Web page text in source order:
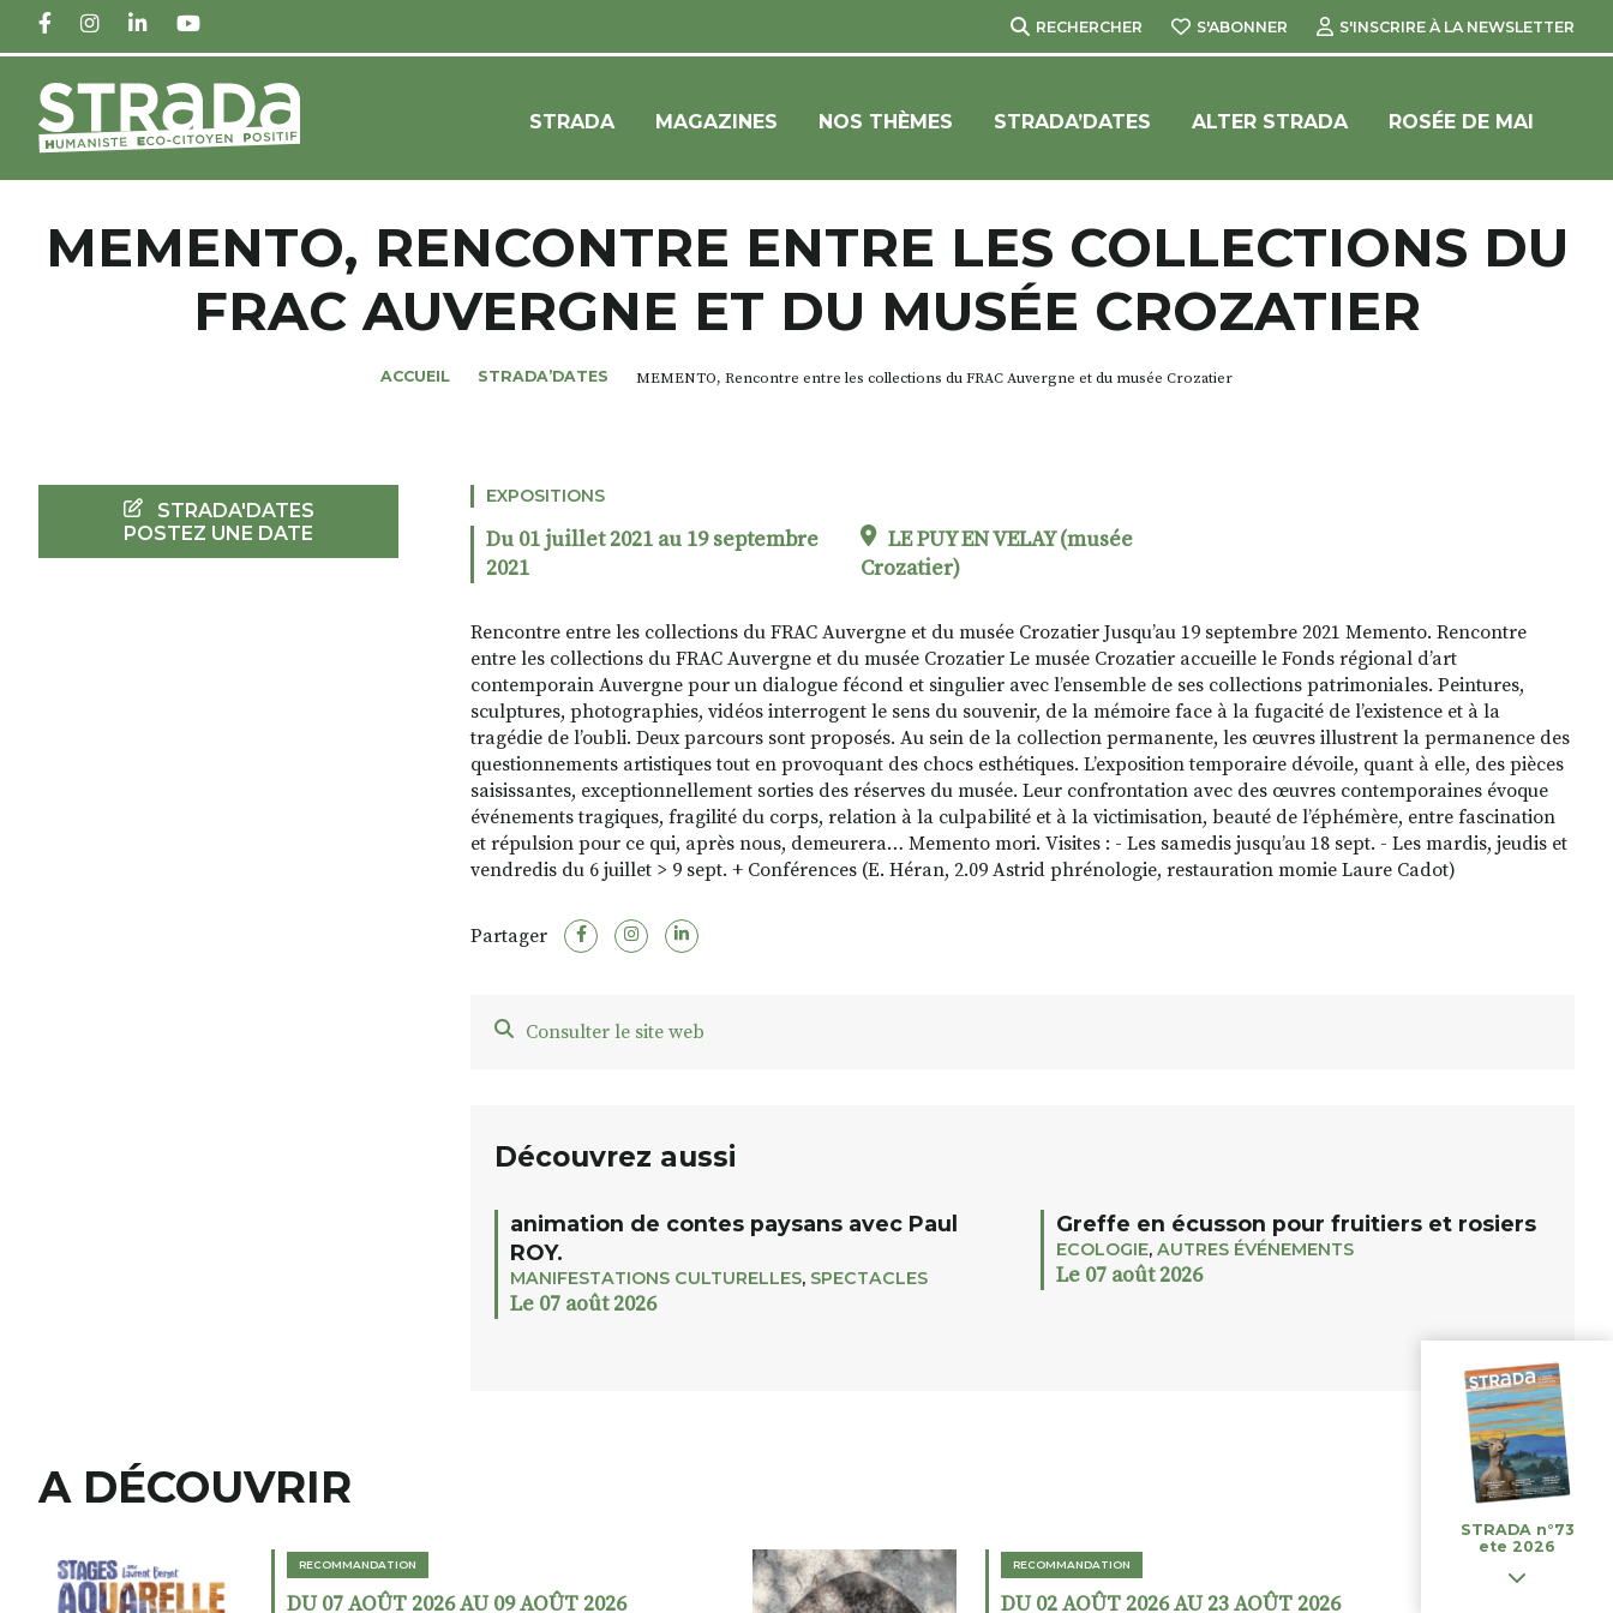
FACEBOOKINSTAGRAM
LINKEDINYOUTUBE RECHERCHER S'ABONNER S'INSCRIRE À LA NEWSLETTER
STRADA MAGAZINES NOS THÈMES STRADA’DATES ALTER STRADA ROSÉE DE MAI
MEMENTO, RENCONTRE ENTRE LES COLLECTIONS DU
FRAC AUVERGNE ET DU MUSÉE CROZATIER
ACCUEIL STRADA’DATES MEMENTO, Rencontre entre les collections du FRAC Auvergne et du musée Crozatier
EXPOSITIONS
Du 01 juillet 2021 au 19 septembre
2021
LE PUY EN VELAY (musée
Crozatier)
Rencontre entre les collections du FRAC Auvergne et du musée Crozatier Jusqu’au 19 septembre 2021 Memento. Rencontre
entre les collections du FRAC Auvergne et du musée Crozatier Le musée Crozatier accueille le Fonds régional d’art
contemporain Auvergne pour un dialogue fécond et singulier avec l’ensemble de ses collections patrimoniales. Peintures,
sculptures, photographies, vidéos interrogent le sens du souvenir, de la mémoire face à la fugacité de l’existence et à la
tragédie de l’oubli. Deux parcours sont proposés. Au sein de la collection permanente, les œuvres illustrent la permanence des
questionnements artistiques tout en provoquant des chocs esthétiques. L’exposition temporaire dévoile, quant à elle, des pièces
saisissantes, exceptionnellement sorties des réserves du musée. Leur confrontation avec des œuvres contemporaines évoque
événements tragiques, fragilité du corps, relation à la culpabilité et à la victimisation, beauté de l’éphémère, entre fascination
et répulsion pour ce qui, après nous, demeurera… Memento mori. Visites : - Les samedis jusqu’au 18 sept. - Les mardis, jeudis et
vendredis du 6 juillet > 9 sept. + Conférences (E. Héran, 2.09 Astrid phrénologie, restauration momie Laure Cadot)
Partager
Consulter le site web
Découvrez aussi
animation de contes paysans avec Paul
ROY.
MANIFESTATIONS CULTURELLES, SPECTACLES
Le 07 août 2026
Greffe en écusson pour fruitiers et rosiers
ECOLOGIE, AUTRES ÉVÉNEMENTS
Le 07 août 2026
STRADA'DATES
POSTEZ UNE DATE
A DÉCOUVRIR
RECOMMANDATION
DU 07 AOÛT 2026 AU 09 AOÛT 2026
RECOMMANDATION
DU 02 AOÛT 2026 AU 23 AOÛT 2026
STRADA n°73
ete 2026